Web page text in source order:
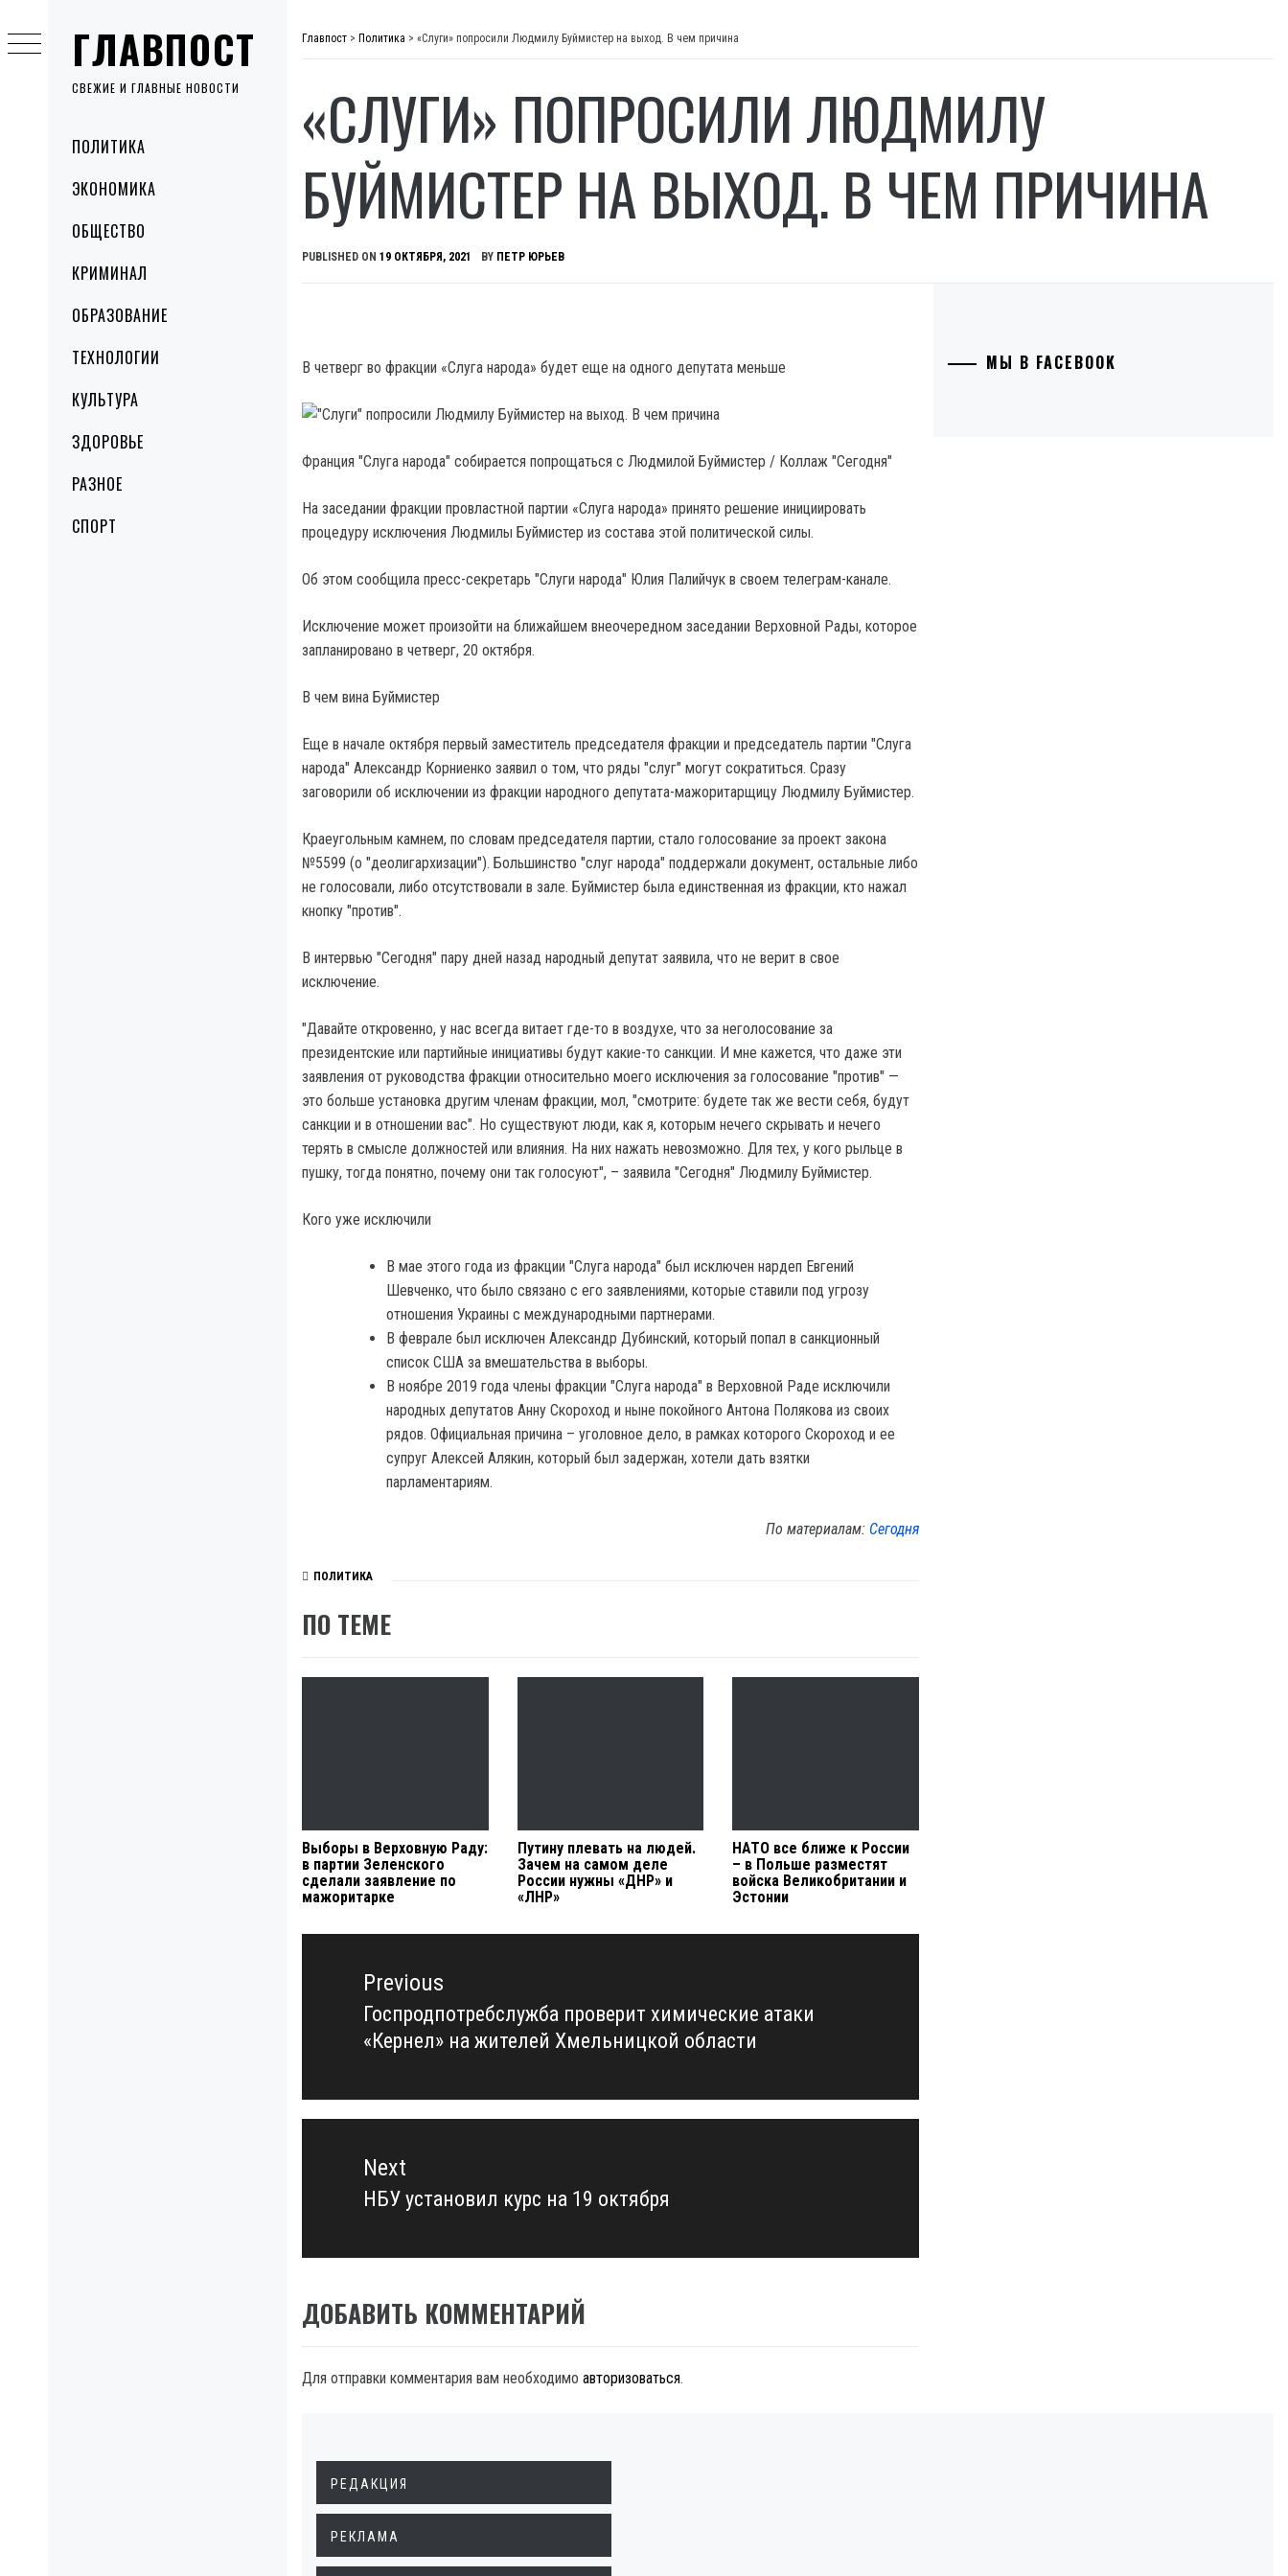
ГЛАВПОСТ
СВЕЖИЕ И ГЛАВНЫЕ НОВОСТИ
MenuПОЛИТИКА
ЭКОНОМИКА
ОБЩЕСТВО
КРИМИНАЛ
ОБРАЗОВАНИЕ
ТЕХНОЛОГИИ
КУЛЬТУРА
ЗДОРОВЬЕ
РАЗНОЕ
СПОРТ
to
content
Главпост > Политика > «Слуги» попросили Людмилу Буймистер на выход. В чем причина
«СЛУГИ» ПОПРОСИЛИ ЛЮДМИЛУ
БУЙМИСТЕР НА ВЫХОД. В ЧЕМ ПРИЧИНА
PUBLISHED ON 19 ОКТЯБРЯ, 2021 BY ПЕТР ЮРЬЕВ
В четверг во фракции «Слуга народа» будет еще на одного депутата меньше
Франция "Слуга народа" собирается попрощаться с Людмилой Буймистер / Коллаж "Сегодня"
На заседании фракции провластной партии «Слуга народа» принято решение инициировать
процедуру исключения Людмилы Буймистер из состава этой политической силы.
Об этом сообщила пресс-секретарь "Слуги народа" Юлия Палийчук в своем телеграм-канале.
Исключение может произойти на ближайшем внеочередном заседании Верховной Рады, которое
запланировано в четверг, 20 октября.
В чем вина Буймистер
Еще в начале октября первый заместитель председателя фракции и председатель партии "Слуга
народа" Александр Корниенко заявил о том, что ряды "слуг" могут сократиться. Сразу
заговорили об исключении из фракции народного депутата-мажоритарщицу Людмилу Буймистер.
Краеугольным камнем, по словам председателя партии, стало голосование за проект закона
№5599 (о "деолигархизации"). Большинство "слуг народа" поддержали документ, остальные либо
не голосовали, либо отсутствовали в зале. Буймистер была единственная из фракции, кто нажал
кнопку "против".
В интервью "Сегодня" пару дней назад народный депутат заявила, что не верит в свое
исключение.
"Давайте откровенно, у нас всегда витает где-то в воздухе, что за неголосование за
президентские или партийные инициативы будут какие-то санкции. И мне кажется, что даже эти
заявления от руководства фракции относительно моего исключения за голосование "против" —
это больше установка другим членам фракции, мол, "смотрите: будете так же вести себя, будут
санкции и в отношении вас". Но существуют люди, как я, которым нечего скрывать и нечего
терять в смысле должностей или влияния. На них нажать невозможно. Для тех, у кого рыльце в
пушку, тогда понятно, почему они так голосуют", – заявила "Сегодня" Людмилу Буймистер.
Кого уже исключили
В мае этого года из фракции "Слуга народа" был исключен нардеп Евгений
Шевченко, что было связано с его заявлениями, которые ставили под угрозу
отношения Украины с международными партнерами.
В феврале был исключен Александр Дубинский, который попал в санкционный
список США за вмешательства в выборы.
В ноябре 2019 года члены фракции "Слуга народа" в Верховной Раде исключили
народных депутатов Анну Скороход и ныне покойного Антона Полякова из своих
рядов. Официальная причина – уголовное дело, в рамках которого Скороход и ее
супруг Алексей Алякин, который был задержан, хотели дать взятки
парламентариям.
По материалам: Сегодня
ПОЛИТИКА
ПО ТЕМЕ
Выборы в Верховную Раду:
в партии Зеленского
сделали заявление по
мажоритарке
Путину плевать на людей.
Зачем на самом деле
России нужны «ДНР» и
«ЛНР»
НАТО все ближе к России
– в Польше разместят
войска Великобритании и
Эстонии
Навигация
записямPrevious
Previous
post:
Госпродпотребслужба проверит химические атаки
«Кернел» на жителей Хмельницкой области
Next
Next
НБУ установил курс на 19 октября
ДОБАВИТЬ КОММЕНТАРИЙ
Для отправки комментария вам необходимо авторизоваться.
МЫ В FACEBOOK
РЕДАКЦИЯ
РЕКЛАМА